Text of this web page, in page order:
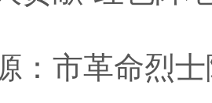
市革命烈士